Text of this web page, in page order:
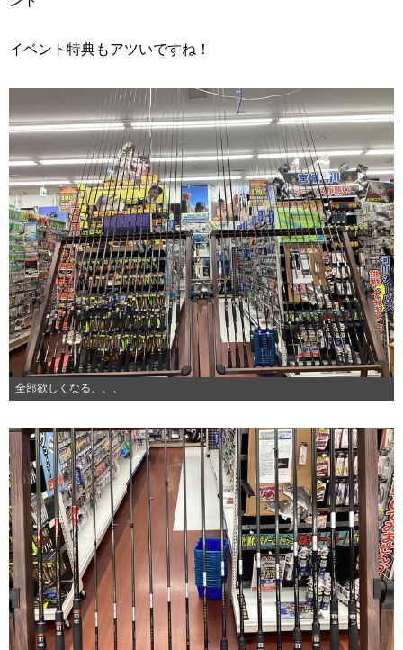
イベント特典もアツいですね！
全部欲しくなる、、、